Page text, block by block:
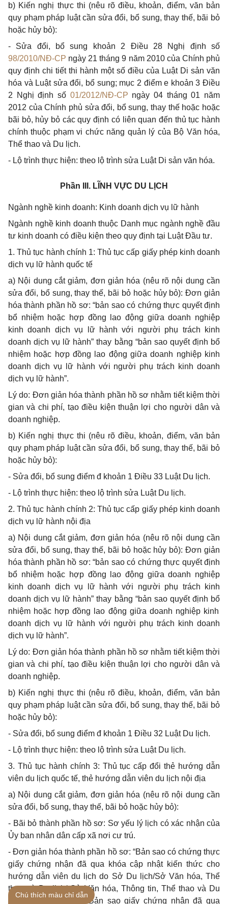
b) Kiến nghị thực thi (nêu rõ điều, khoản, điểm, văn bản
quy phạm pháp luật cần sửa đổi, bổ sung, thay thế, bãi bỏ
hoặc hủy bỏ):
- Sửa đổi, bổ sung khoản 2 Điều 28 Nghị định số
98/2010/NĐ-CP ngày 21 tháng 9 năm 2010 của Chính phủ
quy định chi tiết thi hành một số điều của Luật Di sản văn
hóa và Luật sửa đổi, bổ sung; mục 2 điểm e khoản 3 Điều
2 Nghị định số 01/2012/NĐ-CP ngày 04 tháng 01 năm
2012 của Chính phủ sửa đổi, bổ sung, thay thế hoặc hoặc
bãi bỏ, hủy bỏ các quy định có liên quan đến thủ tục hành
chính thuộc phạm vi chức năng quản lý của Bộ Văn hóa,
Thể thao và Du lịch.
- Lộ trình thực hiện: theo lộ trình sửa Luật Di sản văn hóa.
Phần III. LĨNH VỰC DU LỊCH
Ngành nghề kinh doanh: Kinh doanh dịch vụ lữ hành
Ngành nghề kinh doanh thuộc Danh mục ngành nghề đầu
tư kinh doanh có điều kiện theo quy định tại Luật Đầu tư.
1.Thủ tục hành chính 1: Thủ tục cấp giấy phép kinh doanh
dịch vụ lữ hành quốc tế
a) Nội dung cắt giảm, đơn giản hóa (nêu rõ nội dung cần
sửa đổi, bổsung, thay thế, bãi bỏ hoặc hủy bỏ): Đơn giản
hóa thành phần hồ sơ: “bản sao có chứng thực quyết định
bổ nhiệm hoặc hợp đồng lao động giữa doanh nghiệp
kinh doanh dịch vụ lữ hành với người phụ trách kinh
doanh dịch vụ lữ hành” thay bằng “bản sao quyết định bổ
nhiệm hoặc hợp đồng lao động giữa doanh nghiệp kinh
doanh dịch vụ lữ hành với người phụ trách kinh doanh
dịch vụ lữ hành”.
Lý do: Đơn giản hóa thành phần hồ sơ nhằm tiết kiệm thời
gian và chi phí, tạo điều kiện thuận lợi cho người dân và
doanh nghiệp.
b) Kiến nghị thực thi (nêu rõ điều, khoản, điểm, văn bản
quy phạm pháp luật cần sửa đổi, bổ sung, thay thế, bãi bỏ
hoặc hủy bỏ):
- Sửa đổi, bổ sung điểm đ khoản 1 Điều 33 Luật Du lịch.
- Lộ trình thực hiện: theo lộ trình sửa Luật Du lịch.
2.Thủ tục hành chính 2: Thủ tục cấp giấy phép kinh doanh
dịch vụ lữ hành nội địa
a) Nội dung cắt giảm, đơn giản hóa (nêu rõ nội dung cần
sửa đổi, bổ sung, thay thế, bãi bỏ hoặc hủy bỏ): Đơn giản
hóa thành phần hồ sơ: “bản sao có chứng thực quyết định
bổ nhiệm hoặc hợp đồng lao động giữa doanh nghiệp
kinh doanh dịch vụ lữ hành với người phụ trách kinh
doanh dịch vụ lữ hành” thay bằng “bản sao quyết định bổ
nhiệm hoặc hợp đồng lao động giữa doanh nghiệp kinh
doanh dịch vụ lữ hành với người phụ trách kinh doanh
dịch vụ lữ hành”.
Lý do: Đơn giản hóa thành phần hồ sơ nhằm tiết kiệm thời
gian và chi phí, tạo điều kiện thuận lợi cho người dân và
doanh nghiệp.
b) Kiến nghị thực thi (nêu rõ điều, khoản, điểm, văn bản
quy phạm pháp luật cần sửa đổi, bổ sung, thay thế, bãi bỏ
hoặc hủy bỏ):
- Sửa đổi, bổ sung điểm đ khoản 1 Điều 32 Luật Du lịch.
- Lộ trình thực hiện: theo lộ trình sửa Luật Du lịch.
3. Thủ tục hành chính 3: Thủ tục cấp đổi thẻ hướng dẫn
viên du lịch quốc tế, thẻ hướng dẫn viên du lịch nội địa
a) Nội dung cắt giảm, đơn giản hóa (nêu rõ nội dung cần
sửa đổi, bổ sung, thay thế, bãi bỏ hoặc hủy bỏ):
- Bãi bỏ thành phần hồ sơ: Sơ yếu lý lịch có xác nhận của
Ủy ban nhân dân cấp xã nơi cư trú.
- Đơn giản hóa thành phần hồ sơ: “Bản sao có chứng thực
giấy chứng nhận đã qua khóa cập nhật kiến thức cho
hướng dẫn viên du lịch do Sở Du lịch/Sở Văn hóa, Thể
thao và Du lịch/ Sở Văn hóa, Thông tin, Thể thao và Du
Bản sao giấy chứng nhận đã qua
Chú thích màu chỉ dẫn